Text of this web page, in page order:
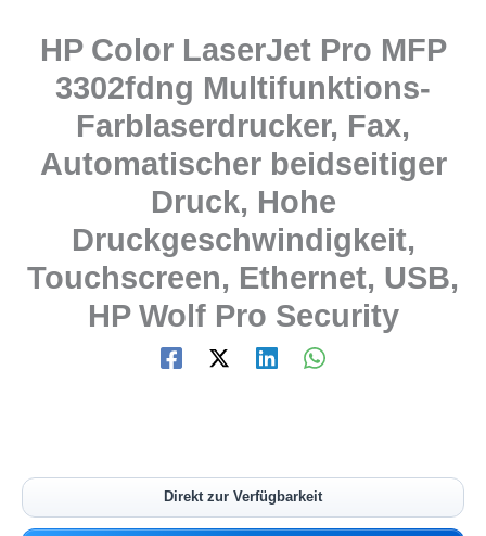
HP Color LaserJet Pro MFP
3302fdng Multifunktions-
Farblaserdrucker, Fax,
Automatischer beidseitiger
Druck, Hohe
Druckgeschwindigkeit,
Touchscreen, Ethernet, USB,
HP Wolf Pro Security
Direkt zur Verfügbarkeit